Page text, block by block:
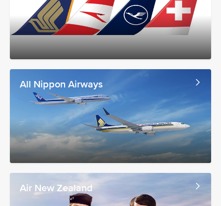
All Nippon Airways
Air New Zealand